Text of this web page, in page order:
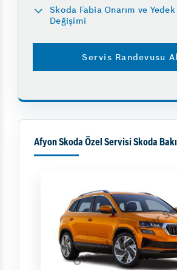
Skoda Fabia Onarım ve
Değişimi
Servis Randevusu Al
Afyon Skoda Özel Servisi Skoda